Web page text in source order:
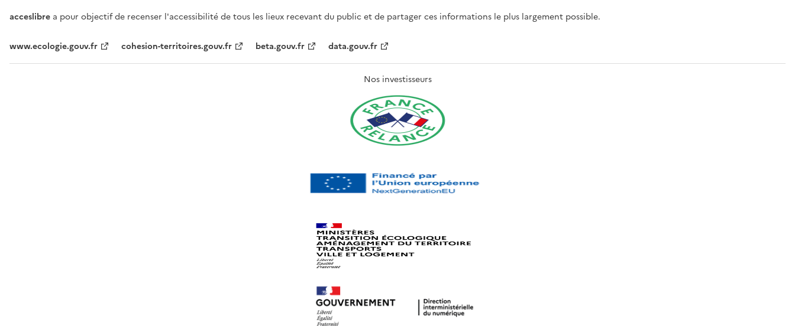
acceslibre a pour objectif de recenser l'accessibilité de tous les lieux recevant du public et de partager ces informations le plus largement possible.
www.ecologie.gouv.fr cohesion-territoires.gouv.fr beta.gouv.fr data.gouv.fr
Nos investisseurs